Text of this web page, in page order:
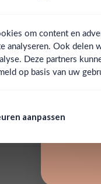
om content en
analyseren. Ook delen
Deze partners
op basis van uw
aanpassen